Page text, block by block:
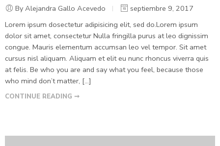
By Alejandra Gallo Acevedo
septiembre 9, 2017
Lorem ipsum dosectetur adipisicing elit, sed do.Lorem ipsum
dolor sit amet, consectetur Nulla fringilla purus at leo dignissim
congue. Mauris elementum accumsan leo vel tempor. Sit amet
cursus nisl aliquam. Aliquam et elit eu nunc rhoncus viverra quis
at felis. Be who you are and say what you feel, because those
who mind don’t matter, [...]
CONTINUE READING ➞